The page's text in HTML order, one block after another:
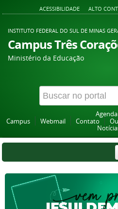
ACESSIBILIDADE ALTO
INSTITUTO FEDERAL DO SUL DE MINAS
Campus Três
Ministério da Educação
Campus
Webmail Contato